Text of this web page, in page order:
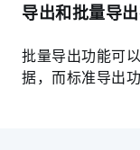
导出和批量导出
批量导出功能可
据，而标准导出